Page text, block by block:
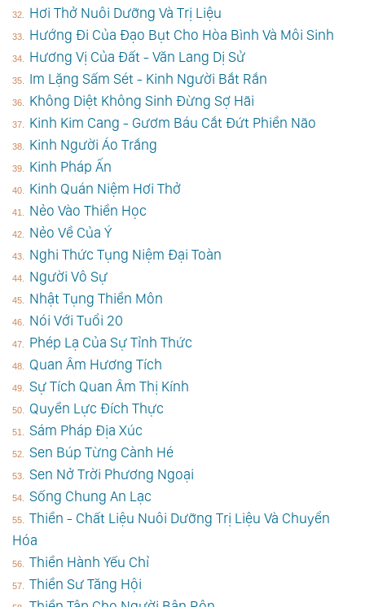
Hơi Thở Nuôi Dưỡng Và Trị Liệu
Hướng Đi Của Đạo Bụt Cho Hòa Bình Và Môi Sinh
Hương Vị Của Đất - Văn Lang Dị Sử
Im Lặng Sấm Sét - Kinh Người Bắt Rắn
Không Diệt Không Sinh Đừng Sợ Hãi
Kinh Kim Cang - Gươm Báu Cắt Đứt Phiền Não
Kinh Người Áo Trắng
Kinh Pháp Ấn
Kinh Quán Niệm Hơi Thở
Nẻo Vào Thiền Học
Nẻo Về Của Ý
Nghi Thức Tụng Niệm Đại Toàn
Người Vô Sự
Nhật Tụng Thiền Môn
Nói Với Tuổi 20
Phép Lạ Của Sự Tỉnh Thức
Quan Âm Hương Tích
Sự Tích Quan Âm Thị Kính
Quyền Lực Đích Thực
Sám Pháp Địa Xúc
Sen Búp Từng Cành Hé
Sen Nở Trời Phương Ngoại
Sống Chung An Lạc
Thiền - Chất Liệu Nuôi Dưỡng Trị Liệu Và Chuyển
Hóa
Thiền Hành Yếu Chỉ
Thiền Sư Tăng Hội